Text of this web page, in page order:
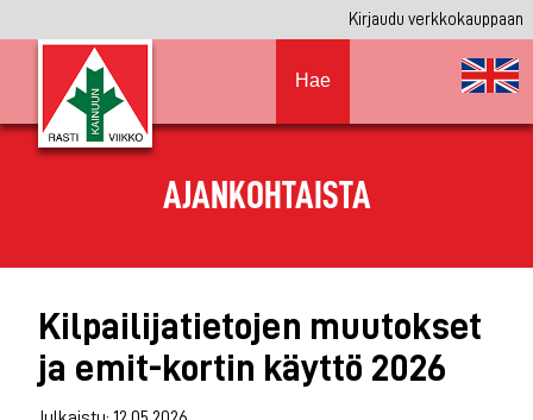
Kirjaudu verkkokauppaan
Hae
AJANKOHTAISTA
Kilpailijatietojen muutokset
ja emit-kortin käyttö 2026